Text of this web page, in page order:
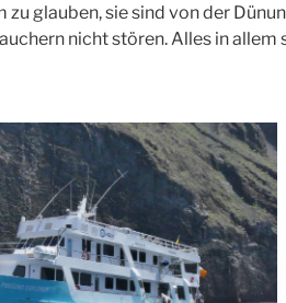
zu glauben, sie sind von der
nicht stören. Alles in